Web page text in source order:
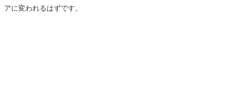
アに変われるはずです。